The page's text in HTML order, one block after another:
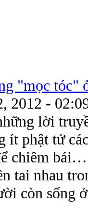
"mọc tóc"
2012 -
lời
ít phật tử
chiêm
tai nhau
còn sống